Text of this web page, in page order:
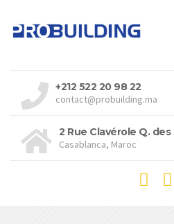
+212 522 20 98 22
contact@probuilding.ma
2 Rue Clavérole Q.
Casablanca, Maroc